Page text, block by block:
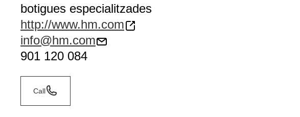
botigues especialitzades
http://www.hm.com
info@hm.com
901 120 084
Call